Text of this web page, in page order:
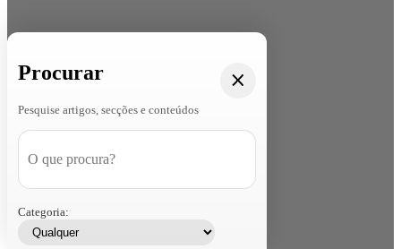
Procurar
Pesquise artigos, secções e conteúdos
Categoria: